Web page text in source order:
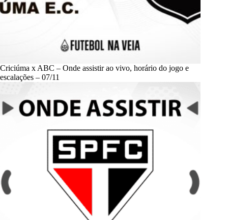
Criciúma x ABC – Onde assistir ao vivo, horário do jogo e
escalações – 07/11